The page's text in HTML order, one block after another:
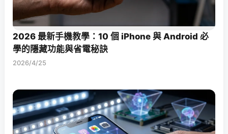
2026 最新手機教學：10 個 iPhone 與 Android 必
學的隱藏功能與省電秘訣
2026/4/25